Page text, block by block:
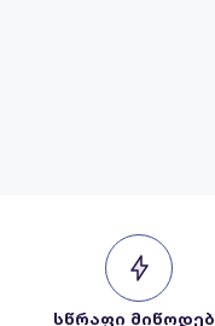
სწრაფი